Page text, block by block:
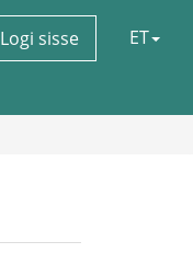
Logi sisse ET